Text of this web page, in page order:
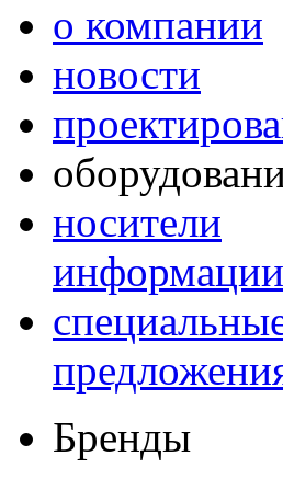
о компании
новости
носители
информации
Бренды